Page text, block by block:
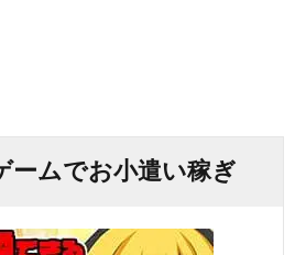
ームでお小遣い稼ぎ